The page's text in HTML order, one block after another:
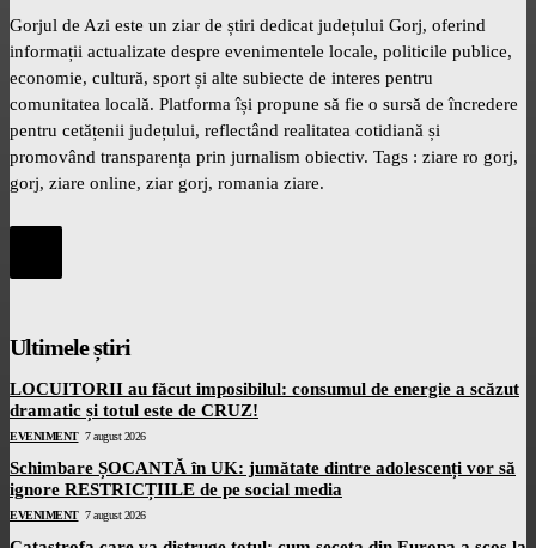
Gorjul de Azi este un ziar de știri dedicat județului Gorj, oferind
informații actualizate despre evenimentele locale, politicile publice,
economie, cultură, sport și alte subiecte de interes pentru
comunitatea locală. Platforma își propune să fie o sursă de încredere
pentru cetățenii județului, reflectând realitatea cotidiană și
promovând transparența prin jurnalism obiectiv. Tags : ziare ro gorj,
gorj, ziare online, ziar gorj, romania ziare.
Ultimele știri
LOCUITORII au făcut imposibilul: consumul de energie a scăzut
dramatic și totul este de CRUZ!
EVENIMENT 7 august 2026
Schimbare ȘOCANTĂ în UK: jumătate dintre adolescenți vor să
ignore RESTRICȚIILE de pe social media
EVENIMENT 7 august 2026